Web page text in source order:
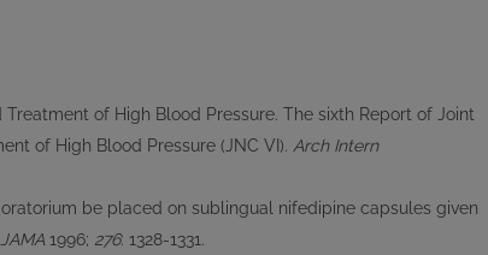
of High Blood Pressure. The sixth Report of Joint
of High Blood Pressure (JNC VI). Arch Intern
be placed on sublingual nifedipine capsules given
JAMA 1996; 276: 1328-1331.